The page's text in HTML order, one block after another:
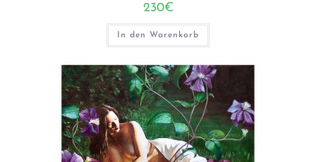
230€
In den Warenkorb